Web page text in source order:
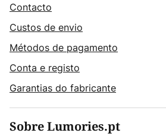
Contacto
Custos de envio
Métodos de pagamento
Conta e registo
Garantias do fabricante
Sobre Lumories.pt